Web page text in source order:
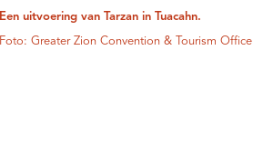
Een uitvoering van Tarzan in Tuacahn.
Foto: Greater Zion Convention & Tourism Office